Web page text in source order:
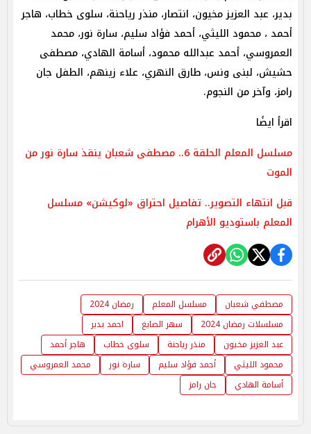
بدير، عبد العزيز مخيون، انتصار، منذر رياحنة، سلوى خطاب، هاجر
أحمد ، محمود الليثي، أحمد فؤاد سليم، سارة نور، محمد
العمروسي، أحمد عبدالله محمود، أسامة الهادي، مصطفى
حشيش، لبنى ونس، طارق النهري، علاء زينهم، الطفل جان
رامز، وآخر من النجوم.
اقرأ ايضًا
مسلسل المعلم الحلقة 6.. مصطفى شعبان ينقذ سارة نور من
الموت
قبل انتهاء التصوير.. تفاصيل احتراق «لوكيشن» مسلسل
المعلم باستوديو الأهرام
مصطفي شعبان مسلسل المعلم
رمضان 2024
مسلسلات رمضان 2024
سهر الصايغ
احمد بدير
عبد العزيز مخيون
منذر رياحنة سلوى خطاب
هاجر أحمد
محمود الليثي
أحمد فؤاد سليم سارة نور
محمد العمروسي
أسامة الهادي
جان رامز